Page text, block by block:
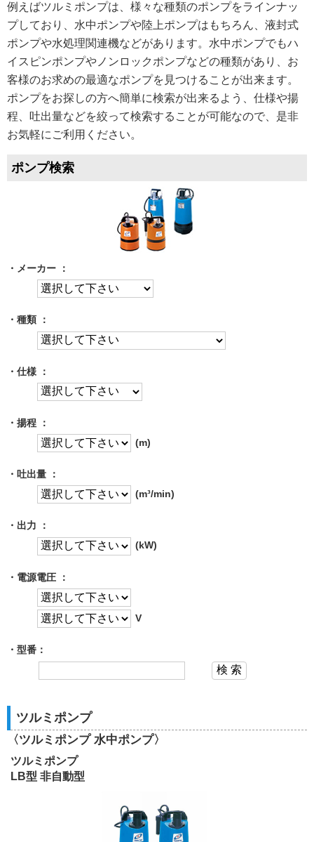
例えばツルミポンプは、様々な種類のポンプをラインナッ
プしており、水中ポンプや陸上ポンプはもちろん、液封式
ポンプや水処理関連機などがあります。水中ポンプでもハ
イスピンポンプやノンロックポンプなどの種類があり、お
客様のお求めの最適なポンプを見つけることが出来ます。
ポンプをお探しの方へ簡単に検索が出来るよう、仕様や揚
程、吐出量などを絞って検索することが可能なので、是非
お気軽にご利用ください。
ポンプ検索
・メーカー ：
・種類 ：
・仕様 ：
・揚程 ：
(m)
・吐出量 ：
(m³/min)
・出力 ：
(kW)
・電源電圧 ：
V
・型番：
ツルミポンプ
〈ツルミポンプ 水中ポンプ〉
ツルミポンプ
LB型 非自動型